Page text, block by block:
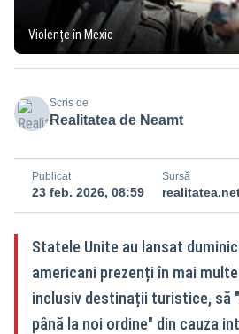
Violențe în Mexic
Scris de
Realitatea de Neamt
Publicat
23 feb. 2026, 08:59
Sursă
Statele Unite au lansat
americani prezenți în mai
inclusiv destinații turistice, să
până la noi ordine" din cauza